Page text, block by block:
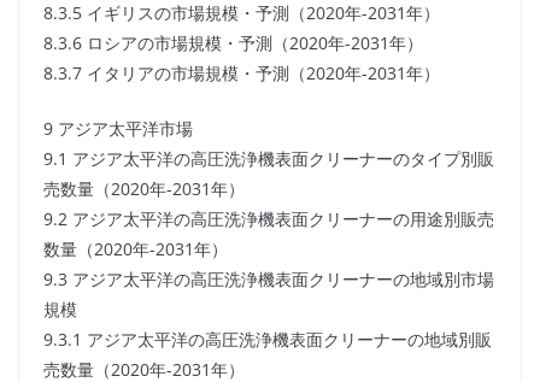
8.3.5 イギリスの市場規模・予測（2020年-2031年）
8.3.6 ロシアの市場規模・予測（2020年-2031年）
8.3.7 イタリアの市場規模・予測（2020年-2031年）
9 アジア太平洋市場
9.1 アジア太平洋の高圧洗浄機表面クリーナーのタイプ別販
売数量（2020年-2031年）
9.2 アジア太平洋の高圧洗浄機表面クリーナーの用途別販売
数量（2020年-2031年）
9.3 アジア太平洋の高圧洗浄機表面クリーナーの地域別市場
規模
9.3.1 アジア太平洋の高圧洗浄機表面クリーナーの地域別販
売数量（2020年-2031年）